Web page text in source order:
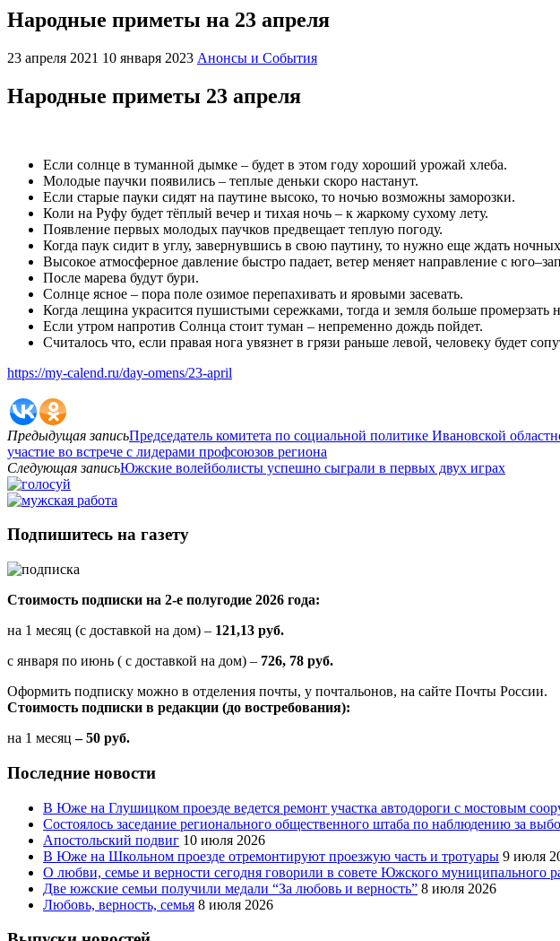
Народные приметы на 23 апреля
23 апреля 2021 10 января 2023 Анонсы и События
Народные приметы 23 апреля
Если солнце в туманной дымке – будет в этом году хороший урожай хлеба.
Молодые паучки появились – теплые деньки скоро настанут.
Если старые пауки сидят на паутине высоко, то ночью возможны заморозки.
Коли на Руфу будет тёплый вечер и тихая ночь – к жаркому сухому лету.
Появление первых молодых паучков предвещает теплую погоду.
Когда паук сидит в углу, завернувшись в свою паутину, то нужно еще ждать
Высокое атмосферное давление быстро падает, ветер меняет направление с
После марева будут бури.
Солнце ясное – пора поле озимое перепахивать и яровыми засевать.
Когда лещина украсится пушистыми сережками, тогда и земля больше промерзать
Если утром напротив Солнца стоит туман – непременно дождь пойдет.
Считалось что, если правая нога увязнет в грязи раньше левой, человеку будет
https://my-calend.ru/day-omens/23-april
Предыдущая записьПредседатель комитета по социальной политике Ивановской
участие во встрече с лидерами профсоюзов региона
Следующая записьЮжские волейболисты успешно сыграли в первых двух играх
Подпишитесь на газету
Стоимость подписки на 2-е полугодие 2026 года:
на 1 месяц (с доставкой на дом) – 121,13 руб.
с января по июнь ( с доставкой на дом) – 726, 78 руб.
Оформить подписку можно в отделения почты, у почтальонов, на сайте Почты России.
Стоимость подписки в редакции (до востребования):
на 1 месяц – 50 руб.
Последние новости
В Юже на Глушицком проезде ведется ремонт участка автодороги с мостовым
Состоялось заседание регионального общественного штаба по наблюдению за
Апостольский подвиг 10 июля 2026
В Юже на Школьном проезде отремонтируют проезжую часть и тротуары 9 июля
О любви, семье и верности сегодня говорили в совете Южского муниципального
Две южские семьи получили медали “За любовь и верность” 8 июля 2026
Любовь, верность, семья 8 июля 2026